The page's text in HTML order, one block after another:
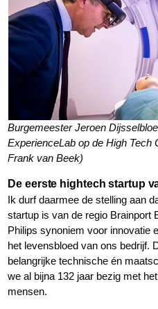
Burgemeester Jeroen
ExperienceLab op de High Tech
Frank van Beek)
De eerste hightech startup
Ik durf daarmee de stelling aan
startup is van de regio Brainport
Philips synoniem voor innovatie
het levensbloed van ons bedrijf.
belangrijke technische én
we al bijna 132 jaar bezig met
mensen.